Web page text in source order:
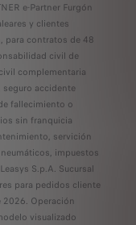
e-Partner Furgón
y clientes
para contratos de 48
civil de
complementaria
accidente
fallecimiento o
sin franquicia
servición
impuestos
S.p.A. Sucursal
para pedidos cliente
2026. Operación
visualizado